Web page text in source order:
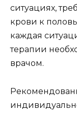
ситуациях,
крови к
каждая
терапии
врачом.